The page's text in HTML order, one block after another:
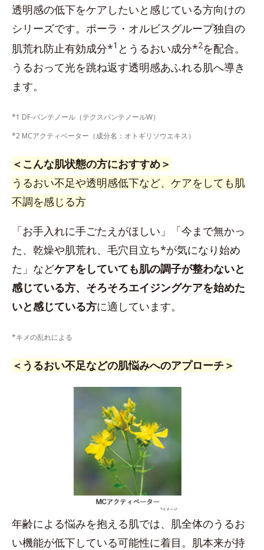
透明感の低下をケアしたいと感じている方向けの
シリーズです。ポーラ・オルビスグループ独自の
肌荒れ防止有効成分*1 とうるおい成分*2を配合。
うるおって光を跳ね返す透明感あふれる肌へ導き
ます。
*1 DF-パンテノール（テクスパンテノールW）
*2 MCアクティベーター（成分名：オトギリソウエキス）
＜こんな肌状態の方におすすめ＞
うるおい不足や透明感低下など、ケアをしても肌
不調を感じる方
「お手入れに手ごたえがほしい」「今まで無かっ
た、乾燥や肌荒れ、毛穴目立ち*が気になり始め
た」などケアをしていても肌の調子が整わないと
感じている方、そろそろエイジングケアを始めた
いと感じている方に適しています。
*キメの乱れによる
＜うるおい不足などの肌悩みへのアプローチ＞
年齢による悩みを抱える肌では、肌全体のうるお
い機能が低下している可能性に着目。肌本来が持